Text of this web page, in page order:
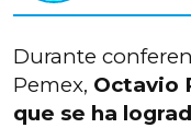
Durante
Pemex, Octavio
que se ha